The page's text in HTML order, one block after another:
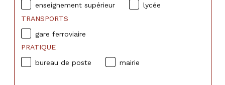
enseignement supérieur
lycée
TRANSPORTS
gare ferroviaire
PRATIQUE
bureau de poste
mairie